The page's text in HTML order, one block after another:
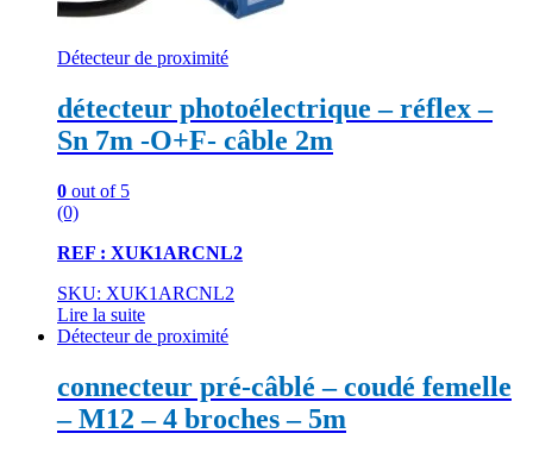
Détecteur de proximité
détecteur photoélectrique – réflex –
Sn 7m -O+F- câble 2m
0 out of 5
(0)
REF : XUK1ARCNL2
SKU: XUK1ARCNL2
Lire la suite
Détecteur de proximité
connecteur pré-câblé – coudé femelle
– M12 – 4 broches – 5m